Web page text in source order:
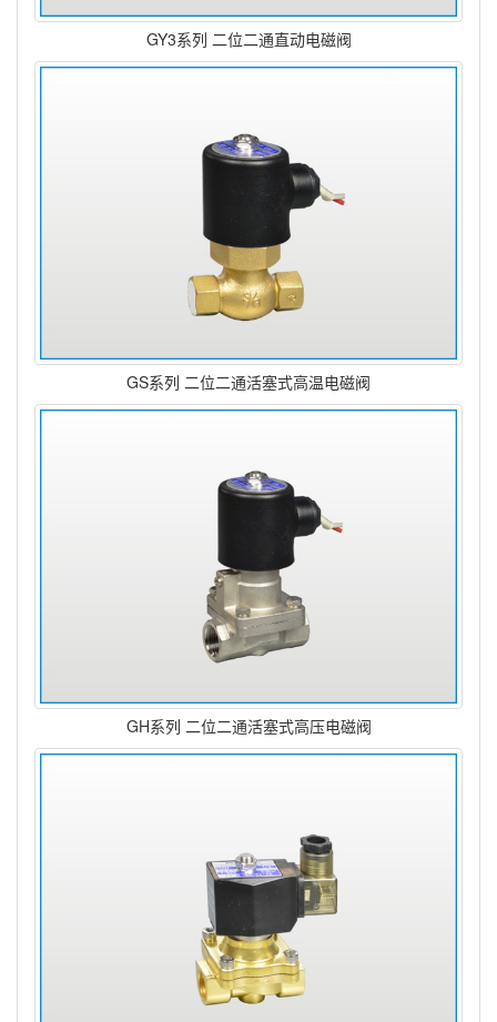
GY3系列 二位二通直动电磁阀
GS系列 二位二通活塞式高温电磁阀
GH系列 二位二通活塞式高压电磁阀